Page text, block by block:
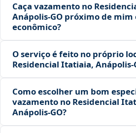
Caça vazamento no
Anápolis‑GO próximo de mim
econômico?
O serviço é feito no próprio
Residencial Itatiaia,
Como escolher um bom
vazamento no Residencial
Anápolis‑GO?